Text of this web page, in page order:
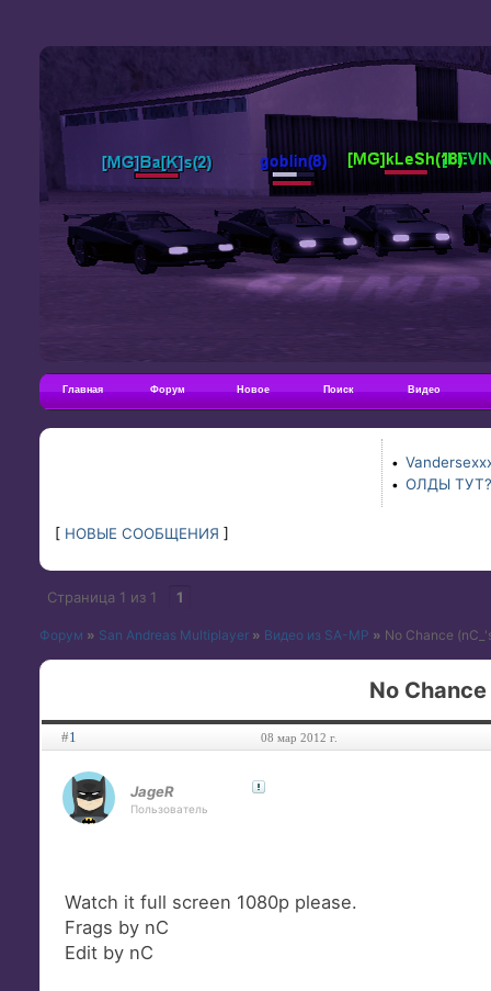
Главная Форум Новое Поиск Видео
•
• ОЛДЫ
[ НОВЫЕ СООБЩЕНИЯ ]
Страница 1 из 1 1
Форум » San Andreas Multiplayer » Видео из SA-MP » No Chance
No
#1 08 мар 2012 г.
JageR
Пользователь
Watch it full screen 1080p please.
Frags by nC
Edit by nC